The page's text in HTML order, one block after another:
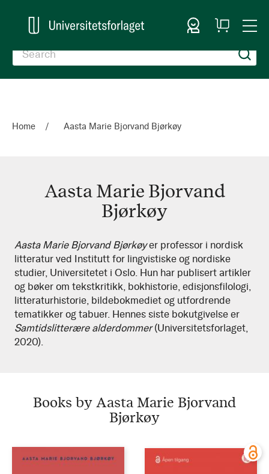
Sign In
My
Cart
Home Aasta Marie Bjorvand Bjørkøy
Aasta Marie Bjorvand
Bjørkøy
Aasta
Marie
Bjorvand
Bjørkøy
Aasta Marie Bjorvand Bjørkøyer professor i nordisk
litteratur ved Institutt for lingvistiske og nordiske
studier, Universitetet i Oslo. Hun har publisert artikler
og bøker om tekstkritikk, bokhistorie, edisjonsfilologi,
litteraturhistorie, bildebokmediet og utfordrende
tematikker og tabuer. Hennes siste bokutgivelse er
Samtidslitterære alderdommer(Universitetsforlaget,
2020).
Books by Aasta Marie Bjorvand
Bjørkøy